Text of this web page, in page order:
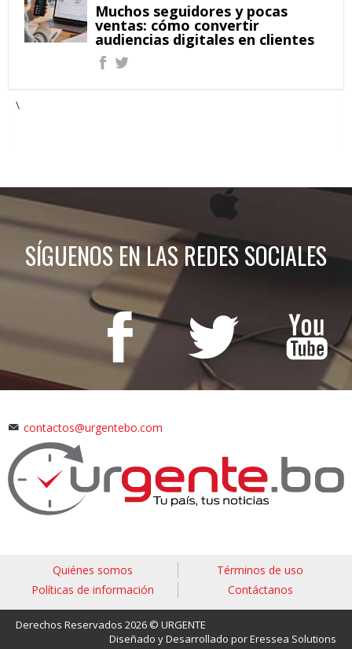
Muchos seguidores y pocas
ventas: cómo convertir
audiencias digitales en clientes
\
SÍGUENOS EN LAS REDES SOCIALES
contactos@urgentebo.com
Quiénes somos
Términos de uso
Políticas de información
Contáctanos
Derechos Reservados 2026 © URGENTE
Diseñado y Desarrollado por Eressea Solutions